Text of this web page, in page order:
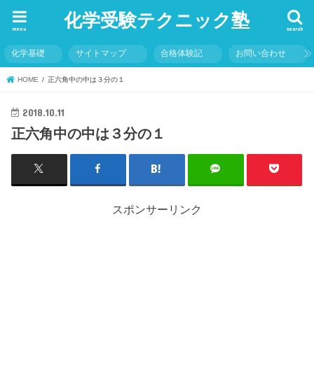
化学受験テクニック塾 search
menu
化学基礎 サイトマップ 合格体験記 お問い合わせ
HOME 正六角中の中は３分の１
2018.10.11
正六角中の中は３分の１
スポンサーリンク